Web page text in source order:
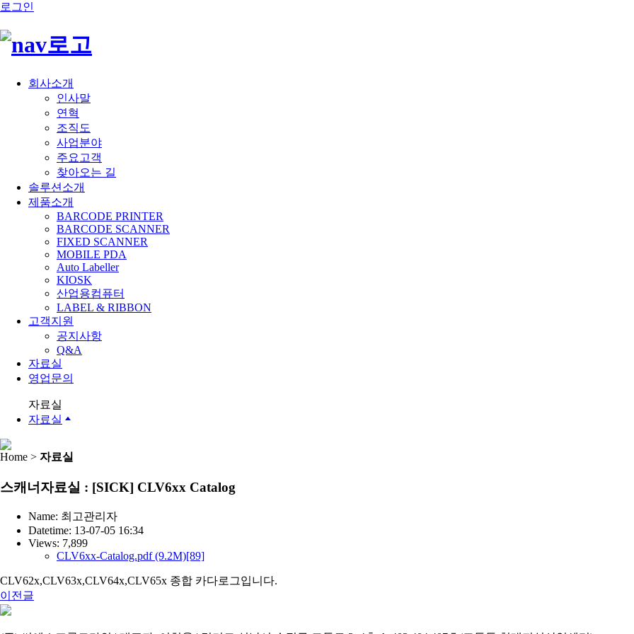
로그인
회사소개
인사말
연혁
조직도
사업분야
주요고객
찾아오는 길
솔루션소개
제품소개
BARCODE PRINTER
BARCODE SCANNER
FIXED SCANNER
MOBILE PDA
Auto Labeller
KIOSK
산업용컴퓨터
LABEL & RIBBON
고객지원
공지사항
Q&A
자료실
영업문의
자료실
자료실
Home > 자료실
스캐너자료실 : [SICK] CLV6xx Catalog
Name: 최고관리자
Datetime: 13-07-05 16:34
Views: 7,899
CLV6xx-Catalog.pdf(9.2M)[89]
CLV62x,CLV63x,CLV64x,CLV65x 종합 카다로그입니다.
이전글